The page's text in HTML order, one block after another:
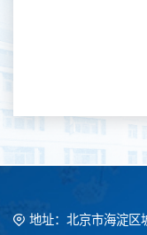
地址：北京市海淀区